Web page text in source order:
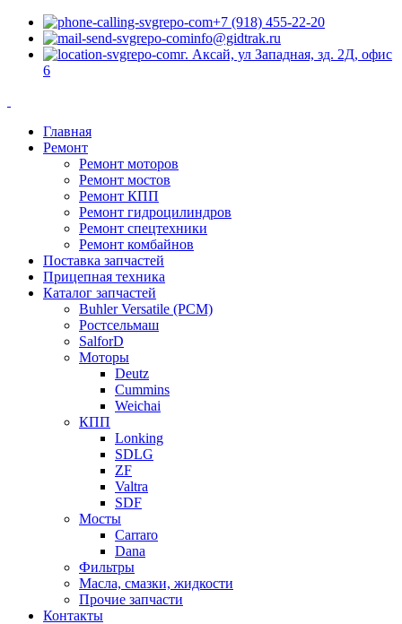
+7 (918) 455-22-20
info@gidtrak.ru
г. Аксай, ул Западная, зд. 2Д, офис
6
Главная
Ремонт
Ремонт моторов
Ремонт мостов
Ремонт КПП
Ремонт гидроцилиндров
Ремонт спецтехники
Ремонт комбайнов
Поставка запчастей
Прицепная техника
Каталог запчастей
Buhler Versatile (РСМ)
Ростсельмаш
SalforD
Моторы
Deutz
Cummins
Weichai
КПП
Lonking
SDLG
ZF
Valtra
SDF
Мосты
Carraro
Dana
Фильтры
Масла, смазки, жидкости
Прочие запчасти
Контакты